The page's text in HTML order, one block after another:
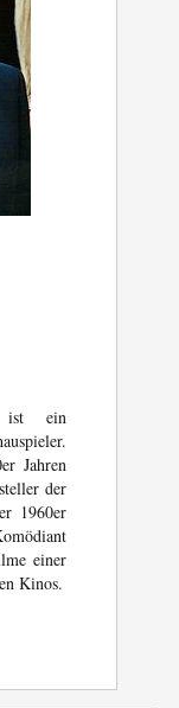
ist ein
Jahren
der
1960er
einer
Kinos.